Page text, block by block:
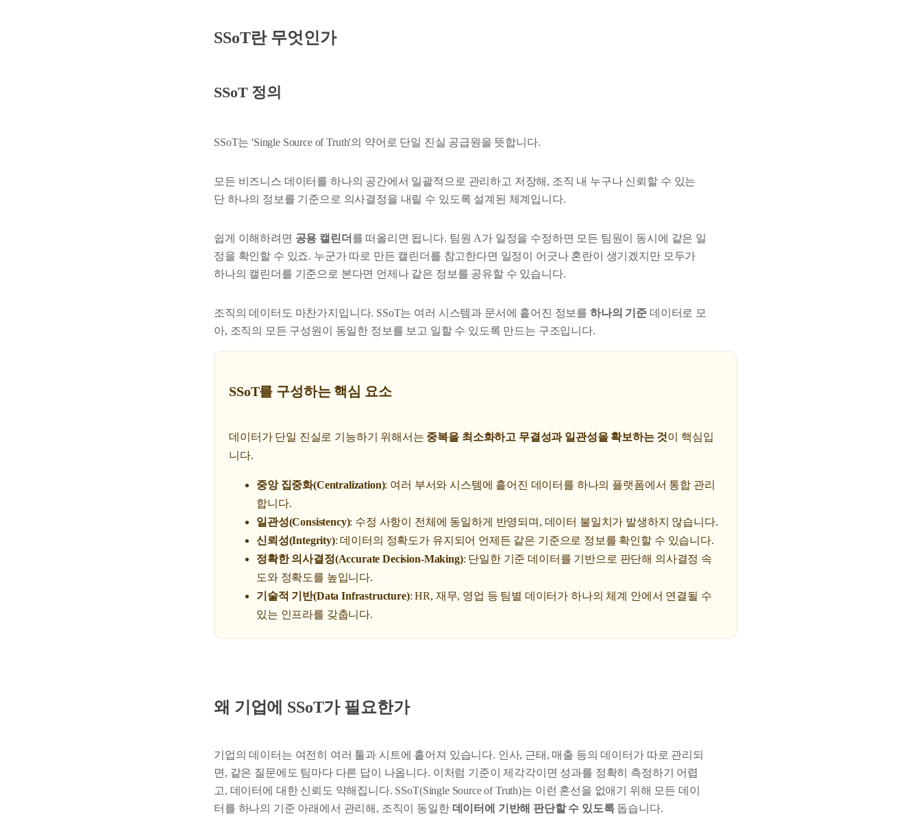
SSoT란 무엇인가
SSoT 정의
SSoT는 'Single Source of Truth'의 약어로 단일 진실 공급원을 뜻합니다.
모든 비즈니스 데이터를 하나의 공간에서 일괄적으로 관리하고 저장해, 조직 내 누구나 신뢰할 수 있는
단 하나의 정보를 기준으로 의사결정을 내릴 수 있도록 설계된 체계입니다.
쉽게 이해하려면 공용 캘린더 를 떠올리면 됩니다. 팀원 A가 일정을 수정하면 모든 팀원이 동시에 같은 일
정을 확인할 수 있죠. 누군가 따로 만든 캘린더를 참고한다면 일정이 어긋나 혼란이 생기겠지만 모두가
하나의 캘린더를 기준으로 본다면 언제나 같은 정보를 공유할 수 있습니다.
조직의 데이터도 마찬가지입니다. SSoT는 여러 시스템과 문서에 흩어진 정보를 하나의 기준 데이터로 모
아, 조직의 모든 구성원이 동일한 정보를 보고 일할 수 있도록 만드는 구조입니다.
SSoT를 구성하는 핵심 요소
데이터가 단일 진실로 기능하기 위해서는 중복을 최소화하고 무결성과 일관성을 확보하는 것이 핵심입
니다.
중앙 집중화(Centralization): 여러 부서와 시스템에 흩어진 데이터를 하나의 플랫폼에서 통합 관리
합니다.
일관성(Consistency): 수정 사항이 전체에 동일하게 반영되며, 데이터 불일치가 발생하지 않습니다.
신뢰성(Integrity): 데이터의 정확도가 유지되어 언제든 같은 기준으로 정보를 확인할 수 있습니다.
정확한 의사결정(Accurate Decision-Making): 단일한 기준 데이터를 기반으로 판단해 의사결정 속
도와 정확도를 높입니다.
기술적 기반(Data Infrastructure): HR, 재무, 영업 등 팀별 데이터가 하나의 체계 안에서 연결될 수
있는 인프라를 갖춥니다.
왜 기업에 SSoT가 필요한가
기업의 데이터는 여전히 여러 툴과 시트에 흩어져 있습니다. 인사, 근태, 매출 등의 데이터가 따로 관리되
면, 같은 질문에도 팀마다 다른 답이 나옵니다. 이처럼 기준이 제각각이면 성과를 정확히 측정하기 어렵
고, 데이터에 대한 신뢰도 약해집니다. SSoT(Single Source of Truth)는 이런 혼선을 없애기 위해 모든 데이
터를 하나의 기준 아래에서 관리해, 조직이 동일한 데이터에 기반해 판단할 수 있도록돕습니다.